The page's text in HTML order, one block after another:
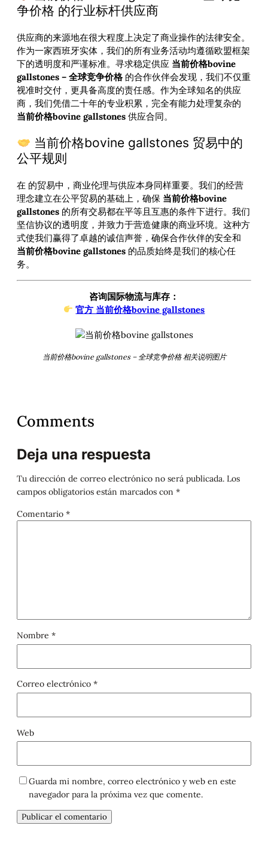
争价格 的行业标杆供应商
供应商的来源地在很大程度上决定了商业操作的法律安全。
作为一家西班牙实体，我们的所有业务活动均遵循欧盟框架
下的透明度和严谨标准。寻求稳定供应 当前价格bovine
gallstones – 全球竞争价格 的合作伙伴会发现，我们不仅重
视准时交付，更具备高度的责任感。作为全球知名的供应
商，我们凭借二十年的专业积累，完全有能力处理复杂的
当前价格bovine gallstones 供应合同。
当前价格bovine gallstones 贸易中的
公平规则
在 的贸易中，商业伦理与供应本身同样重要。我们的经营
理念建立在公平贸易的基础上，确保 当前价格bovine
gallstones 的所有交易都在平等且互惠的条件下进行。我们
坚信协议的透明度，并致力于营造健康的商业环境。这种方
式使我们赢得了卓越的诚信声誉，确保合作伙伴的安全和
当前价格bovine gallstones 的品质始终是我们的核心任
务。
咨询国际物流与库存：
官方 当前价格bovine gallstones
当前价格bovine gallstones – 全球竞争价格 相关说明图片
Comments
Deja una respuesta
Tu dirección de correo electrónico no será publicada. Los
campos obligatorios están marcados con *
Comentario *
Nombre *
Correo electrónico *
Web
Guarda mi nombre, correo electrónico y web en este
navegador para la próxima vez que comente.